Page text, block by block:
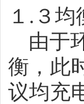
１ . ３
由于
衡，此
议均充